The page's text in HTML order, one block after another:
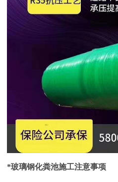
*玻璃钢化粪池施工注意事项